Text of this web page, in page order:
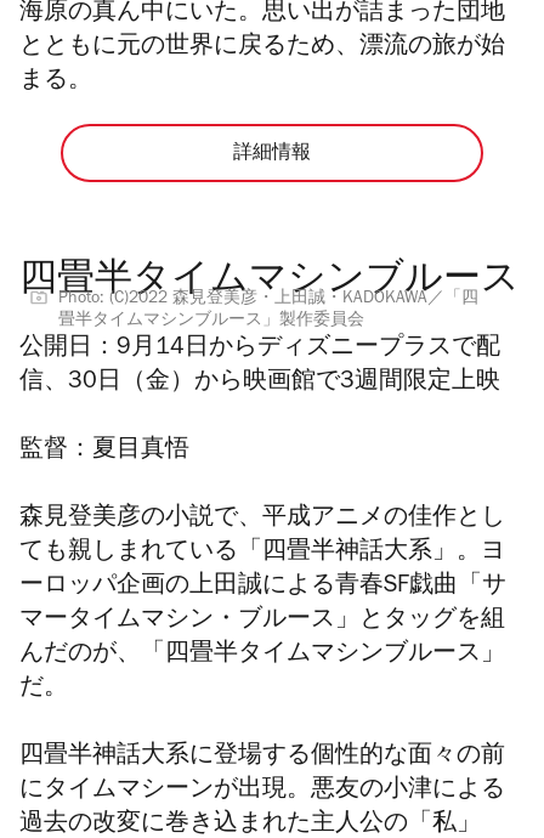
海原の真ん中にいた。思い出が詰まった団地
とともに元の世界に戻るため、漂流の旅が始
まる。
詳細情報
四畳半タイムマシンブルース
Photo: (C)2022 森見登美彦・上田誠・KADOKAWA／「四
畳半タイムマシンブルース」製作委員会
公開日： 9月14日からディズニープラスで配
信、30日（金）から映画館で3週間限定上映
監督： 夏目真悟
森見登美彦の小説で、平成アニメの佳作とし
ても親しまれている「四畳半神話大系」。
ヨ
ーロッパ企画の上田誠による青春SF戯曲「サ
マータイムマシン・ブルース」とタッグを組
んだのが、「四畳半タイムマシンブルース」
だ。
四畳半神話大系に登場する個性的な面々の前
にタイムマシーンが出現。悪友の小津による
過去の改変に巻き込まれた主人公の「私」